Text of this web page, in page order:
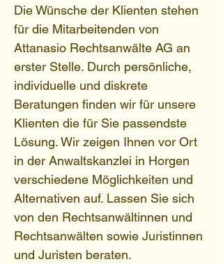
Die Wünsche der Klienten stehen
für die Mitarbeitenden von
Attanasio Rechtsanwälte AG an
erster Stelle. Durch persönliche,
individuelle und diskrete
Beratungen finden wir für unsere
Klienten die für Sie passendste
Lösung. Wir zeigen Ihnen vor Ort
in der Anwaltskanzlei in Horgen
verschiedene Möglichkeiten und
Alternativen auf. Lassen Sie sich
von den Rechtsanwältinnen und
Rechtsanwälten sowie Juristinnen
und Juristen beraten.